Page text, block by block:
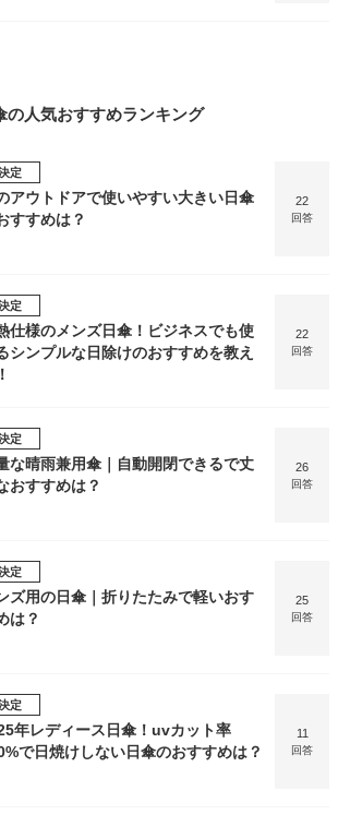
の人気おすすめランキング
定
アウトドアで使いやすい大きい日傘
すすめは？
22
回答
定
仕様のメンズ日傘！ビジネスでも使
シンプルな日除けのおすすめを教え
22
回答
定
な晴雨兼用傘｜自動開閉できるで丈
おすすめは？
26
回答
定
ズ用の日傘｜折りたたみで軽いおす
は？
25
回答
定
年レディース日傘！uvカット率
で日焼けしない日傘のおすすめは？
11
回答